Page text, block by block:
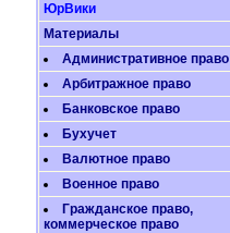
ЮрВики
Материалы
Административное право
Арбитражное право
Банковское право
Бухучет
Валютное право
Военное право
Гражданское право,
коммерческое право